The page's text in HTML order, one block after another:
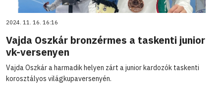
2024. 11. 16. 16:16
Vajda Oszkár bronzérmes a taskenti junior
vk-versenyen
Vajda Oszkár a harmadik helyen zárt a junior kardozók taskenti
korosztályos világkupaversenyén.